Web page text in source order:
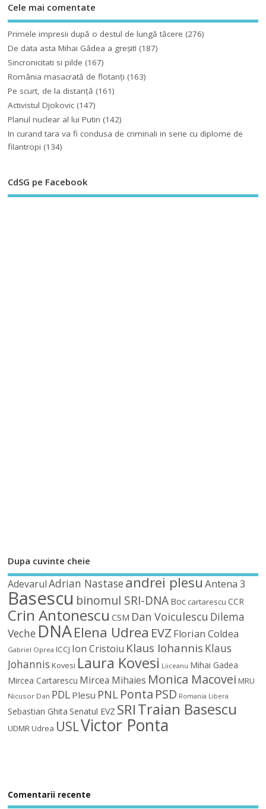
Cele mai comentate
Primele impresii după o destul de lungă tăcere (276)
De data asta Mihai Gâdea a greşit! (187)
Sincronicitati si pilde (167)
România masacrată de flotanţi (163)
Pe scurt, de la distanță (161)
Activistul Djokovic (147)
Planul nuclear al lui Putin (142)
In curand tara va fi condusa de criminali in serie cu diplome de
filantropi (134)
CdSG pe Facebook
Dupa cuvinte cheie
Adevarul Adrian Nastaseandrei plesuAntena 3
Basescu binomul SRI-DNA Boc cartarescu CCR
Crin Antonescu CSM Dan Voiculescu Dilema
Veche DNAElena Udrea EVZ Florian Coldea
Gabriel Oprea ICCJ Ion Cristoiu Klaus Iohannis Klaus
Johannis Kovesi Laura Kovesi Liiceanu Mihai Gadea
Mircea Cartarescu Mircea Mihaies Monica Macovei MRU
Nicusor Dan PDL Plesu PNL Ponta PSD Romania Libera
Sebastian Ghita Senatul EVZ SRITraian Basescu
UDMRUdrea USLVictor Ponta
Comentarii recente